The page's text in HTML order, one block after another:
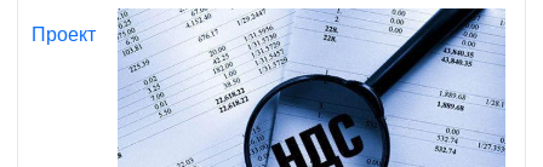
Проект